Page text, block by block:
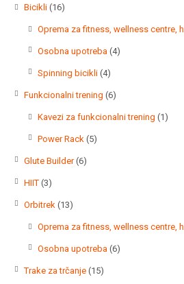
Bicikli 1616
Oprema za fitness, wellness centre,
Osobna upotreba 44
Spinning bicikli 44
Funkcionalni trening 66
Kavezi za funkcionalni trening 11
Power Rack 55
Glute Builder 66
HIIT 33
Orbitrek 1313
Oprema za fitness, wellness centre,
Osobna upotreba 66
Trake za trčanje 1515